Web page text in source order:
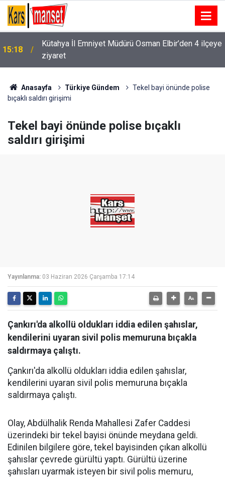
15:17 Traktör kazasında yaralanan sürücü hayatını kaybetti
Anasayfa Türkiye Gündem
Tekel bayi önünde polise
bıçaklı saldırı girişimi
Tekel bayi önünde polise bıçaklı
saldırı girişimi
Yayınlanma: 03 Haziran 2026 Çarşamba 17:14
Çankırı'da alkollü oldukları iddia edilen şahıslar,
kendilerini uyaran sivil polis memuruna bıçakla
saldırmaya çalıştı.
Çankırı'da alkollü oldukları iddia edilen şahıslar,
kendilerini uyaran sivil polis memuruna bıçakla
saldırmaya çalıştı.
Olay, Abdülhalik Renda Mahallesi Zafer Caddesi
üzerindeki bir tekel bayisi önünde meydana geldi.
Edinilen bilgilere göre, tekel bayisinden çıkan alkollü
şahıslar çevrede gürültü yaptı. Gürültü üzerine
şahısları uyarmak isteyen bir sivil polis memuru,